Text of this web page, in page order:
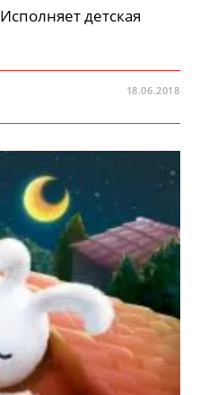
детская
18.06.2018